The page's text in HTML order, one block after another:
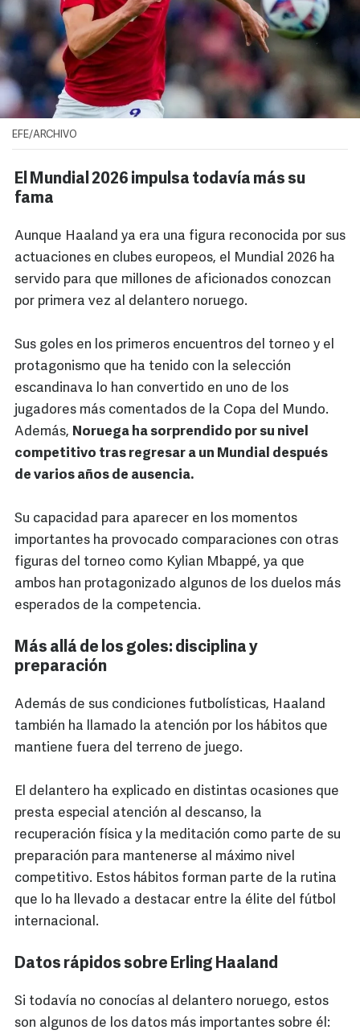
EFE/ARCHIVO
El Mundial 2026 impulsa todavía más su
fama
Aunque Haaland ya era una figura reconocida por sus
actuaciones en clubes europeos, el Mundial 2026 ha
servido para que millones de aficionados conozcan
por primera vez al delantero noruego.
Sus goles en los primeros encuentros del torneo y el
protagonismo que ha tenido con la selección
escandinava lo han convertido en uno de los
jugadores más comentados de la Copa del Mundo.
Además, Noruega ha sorprendido por su nivel
competitivo tras regresar a un Mundial después
de varios años de ausencia.
Su capacidad para aparecer en los momentos
importantes ha provocado comparaciones con otras
figuras del torneo como Kylian Mbappé, ya que
ambos han protagonizado algunos de los duelos más
esperados de la competencia.
Más allá de los goles: disciplina y
preparación
Además de sus condiciones futbolísticas, Haaland
también ha llamado la atención por los hábitos que
mantiene fuera del terreno de juego.
El delantero ha explicado en distintas ocasiones que
presta especial atención al descanso, la
recuperación física y la meditación como parte de su
preparación para mantenerse al máximo nivel
competitivo. Estos hábitos forman parte de la rutina
que lo ha llevado a destacar entre la élite del fútbol
internacional.
Datos rápidos sobre Erling Haaland
Si todavía no conocías al delantero noruego, estos
son algunos de los datos más importantes sobre él: